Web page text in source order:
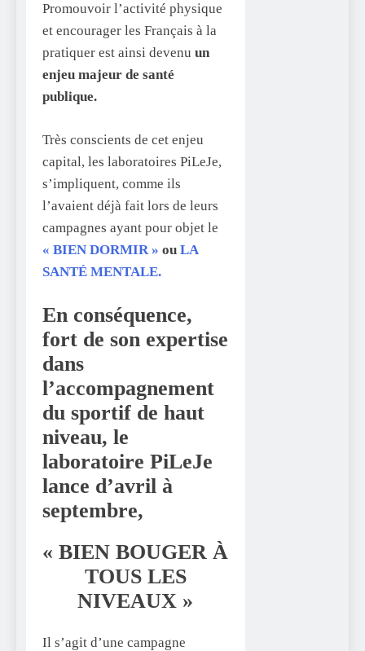
Promouvoir l’activité physique
et encourager les Français à la
pratiquer est ainsi devenu un
enjeu majeur de santé
publique.
Très conscients de cet enjeu
capital, les laboratoires PiLeJe,
s’impliquent, comme ils
l’avaient déjà fait lors de leurs
campagnes ayant pour objet le
« BIEN DORMIR » ou LA
SANTÉ MENTALE.
En conséquence,
fort de son expertise
dans
l’accompagnement
du sportif de haut
niveau, le
laboratoire PiLeJe
lance d’avril à
septembre,
« BIEN BOUGER À
TOUS LES
NIVEAUX »
Il s’agit d’une campagne